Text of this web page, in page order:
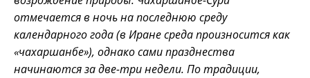
отмечается в ночь на последнюю среду
календарного года (в Иране среда произносится как
«чахаршанбе»), однако сами празднества
начинаются за две-три недели. По традиции,